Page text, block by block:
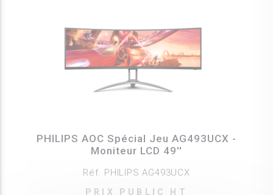
PHILIPS AOC Spécial Jeu AG493UCX -
Moniteur LCD 49''
Réf. PHILIPS AG493UCX
PRIX PUBLIC HT